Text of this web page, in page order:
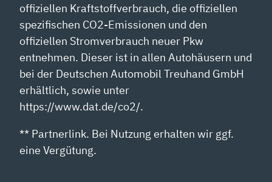
offiziellen Kraftstoffverbrauch, die offiziellen
spezifischen CO2-Emissionen und den
offiziellen Stromverbrauch neuer Pkw
entnehmen. Dieser ist in allen Autohäusern und
bei der Deutschen Automobil Treuhand GmbH
erhältlich, sowie unter
https://www.dat.de/co2/.
** Partnerlink. Bei Nutzung erhalten wir ggf.
eine Vergütung.